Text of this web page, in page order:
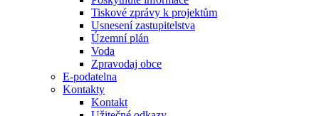
Tiskové zprávy k projektům
Usnesení zastupitelstva
Územní plán
Voda
Zpravodaj obce
E-podatelna
Kontakty
Kontakt